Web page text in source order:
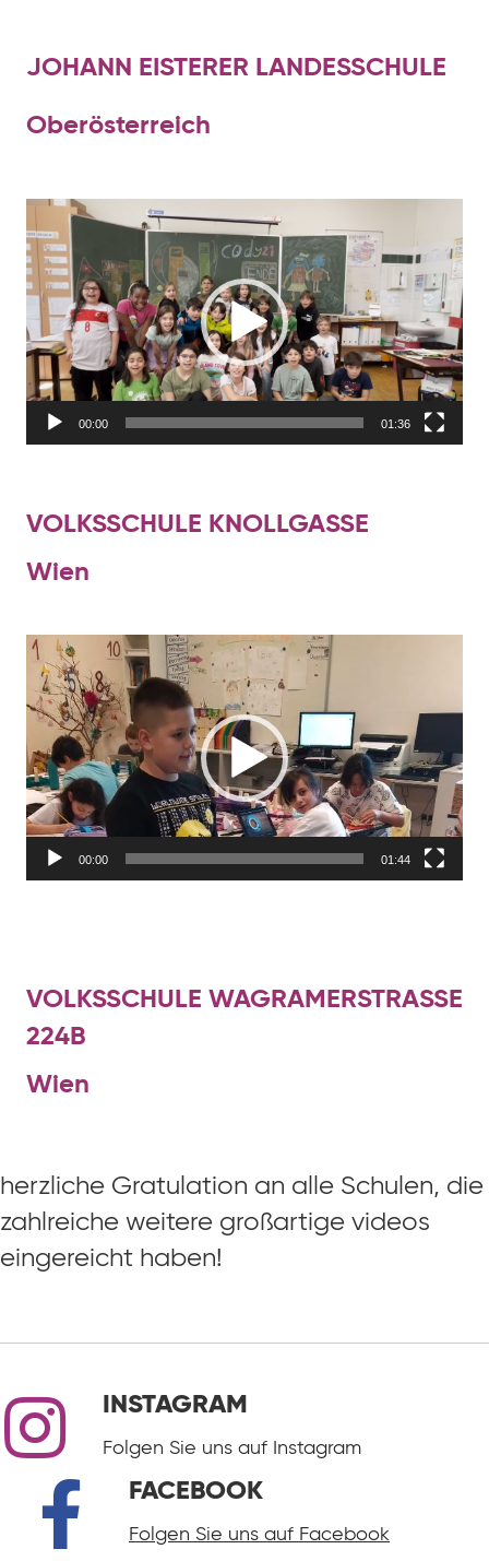
JOHANN EISTERER LANDESSCHULE
Oberösterreich
Video-
Player
00:00 01:36
VOLKSSCHULE KNOLLGASSE
Wien
Video-
Player
00:00 01:44
VOLKSSCHULE WAGRAMERSTRASSE
224B
Wien
herzliche Gratulation an alle Schulen, die
zahlreiche weitere großartige videos
eingereicht haben!
INSTAGRAM
Folgen Sie uns auf Instagram
FACEBOOK
Folgen Sie uns auf Facebook